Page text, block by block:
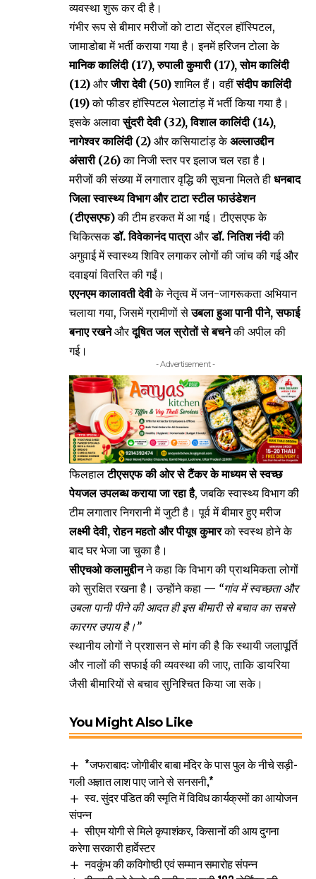
व्यवस्था शुरू कर दी है।
गंभीर रूप से बीमार मरीजों को टाटा सेंट्रल हॉस्पिटल,
जामाडोबा में भर्ती कराया गया है। इनमें हरिजन टोला के
मानिक कालिंदी (17), रुपाली कुमारी (17), सोम कालिंदी
(12) औरजीरा देवी (50)शामिल हैं। वहींसंदीप कालिंदी
(19)को फीडर हॉस्पिटल भेलाटांड़ में भर्ती किया गया है।
इसके अलावासुंदरी देवी (32), विशाल कालिंदी (14),
नागेश्वर कालिंदी (2) और कसियाटांड़ केअल्लाउद्दीन
अंसारी (26)का निजी स्तर पर इलाज चल रहा है।
मरीजों की संख्या में लगातार वृद्धि की सूचना मिलते ही धनबाद
जिला स्वास्थ्य विभाग और टाटा स्टील फाउंडेशन
(टीएसएफ)की टीम हरकत में आ गई। टीएसएफ के
चिकित्सकडॉ. विवेकानंद पात्राऔरडॉ. नितिश नंदीकी
अगुवाई में स्वास्थ्य शिविर लगाकर लोगों की जांच की गई और
दवाइयां वितरित की गईं।
एएनएम कालावती देवीके नेतृत्व में जन-जागरूकता अभियान
चलाया गया, जिसमें ग्रामीणों सेउबला हुआ पानी पीने, सफाई
बनाए रखनेऔरदूषित जल स्रोतों से बचनेकी अपील की
गई।
- Advertisement -
फिलहालटीएसएफ की ओर से टैंकर के माध्यम से स्वच्छ
पेयजल उपलब्ध कराया जा रहा है, जबकि स्वास्थ्य विभाग की
टीम लगातार निगरानी में जुटी है। पूर्व में बीमार हुए मरीज
लक्ष्मी देवी, रोहन महतो और पीयूष कुमारको स्वस्थ होने के
बाद घर भेजा जा चुका है।
सीएचओ कलामुद्दीनने कहा कि विभाग की प्राथमिकता लोगों
को सुरक्षित रखना है। उन्होंने कहा — “गांव में स्वच्छता और
उबला पानी पीने की आदत ही इस बीमारी से बचाव का सबसे
कारगर उपाय है।”
स्थानीय लोगों ने प्रशासन से मांग की है कि स्थायी जलापूर्ति
और नालों की सफाई की व्यवस्था की जाए, ताकि डायरिया
जैसी बीमारियों से बचाव सुनिश्चित किया जा सके।
You Might Also Like
*जफराबाद: जोगीबीर बाबा मंदिर के पास पुल के नीचे सड़ी-
गली अज्ञात लाश पाए जाने से सनसनी,*
स्व. सुंदर पंडित की स्मृति में विविध कार्यक्रमों का आयोजन
संपन्न
सीएम योगी से मिले कृपाशंकर, किसानों की आय दुगना
करेगा सरकारी हार्वेस्टर
नवकुंभ की कविगोष्ठी एवं सम्मान समारोह संपन्न